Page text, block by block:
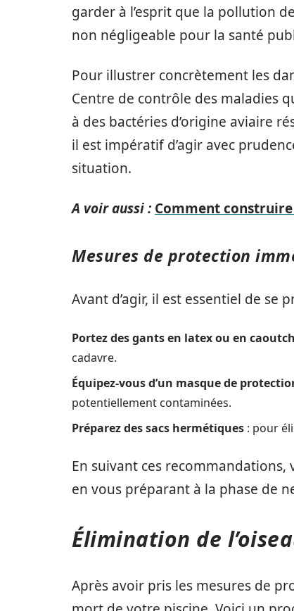
garder à l’esprit que la pollution
non négligeable pour la santé
Pour illustrer concrètement les
Centre de contrôle des maladies
à des bactéries d’origine aviaire
il est impératif d’agir avec
situation.
A voir aussi : Comment
Mesures de protection
Avant d’agir, il est essentiel de se
Portez des gants en latex ou en
cadavre.
Équipez-vous d’un masque de
potentiellement contaminées.
Préparez des sacs hermétiques : pour
En suivant ces
en vous préparant à la phase de
Élimination de
Après avoir pris les mesures de